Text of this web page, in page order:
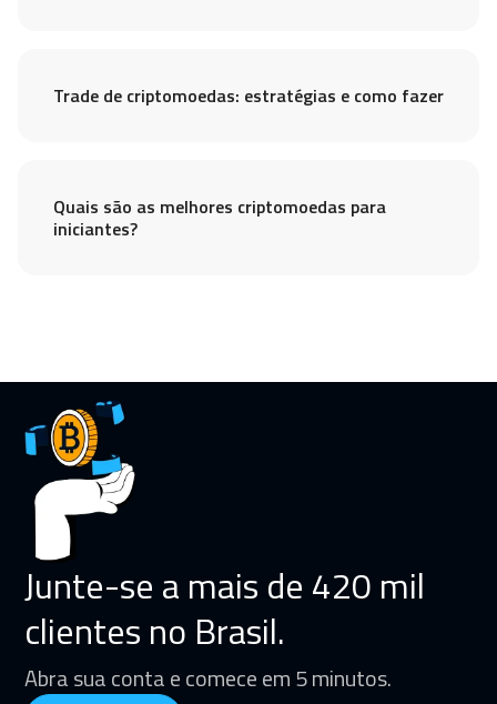
Trade de criptomoedas: estratégias e como fazer
Quais são as melhores criptomoedas para
iniciantes?
Junte-se a mais de 420 mil
clientes no Brasil.
Abra sua conta e comece em 5 minutos.